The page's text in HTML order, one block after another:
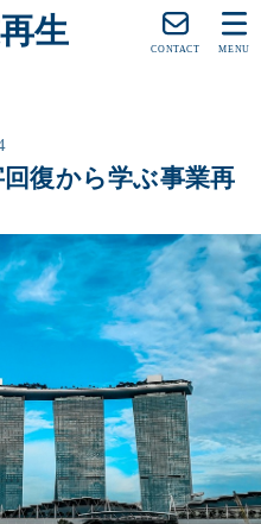
生 CONTACT MENU
復から学ぶ事業再